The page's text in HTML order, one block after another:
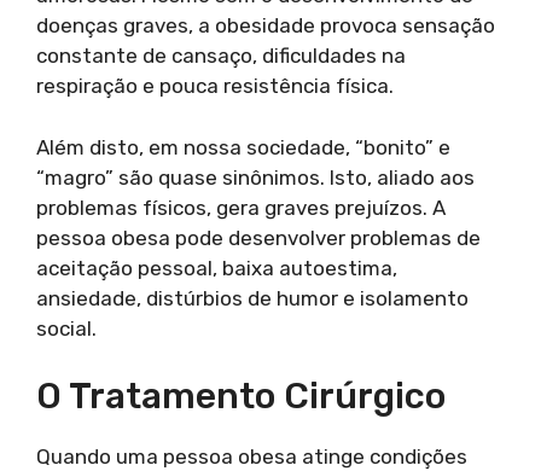
doenças graves, a obesidade provoca sensação
constante de cansaço, dificuldades na
respiração e pouca resistência física.
Além disto, em nossa sociedade, “bonito” e
“magro” são quase sinônimos. Isto, aliado aos
problemas físicos, gera graves prejuízos. A
pessoa obesa pode desenvolver problemas de
aceitação pessoal, baixa autoestima,
ansiedade, distúrbios de humor e isolamento
social.
O Tratamento Cirúrgico
Quando uma pessoa obesa atinge condições